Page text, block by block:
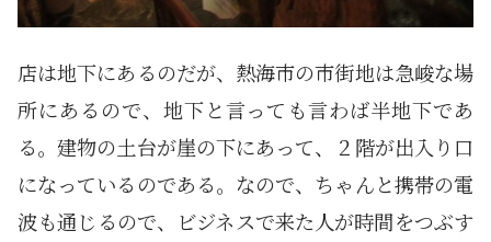
店は地下にあるのだが、熱海市の市街地は急峻な場
所にあるので、地下と言っても言わば半地下であ
る。建物の土台が崖の下にあって、２階が出入り口
になっているのである。なので、ちゃんと携帯の電
波も通じるので、ビジネスで来た人が時間をつぶす